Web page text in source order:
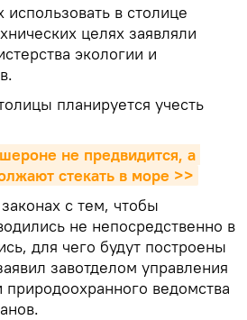
в столице
целях заявляли
экологии и
планируется учесть
не предвидится, а
стекать в море >>
с тем, чтобы
не непосредственно в
для чего будут построены
завотделом управления
ведомства